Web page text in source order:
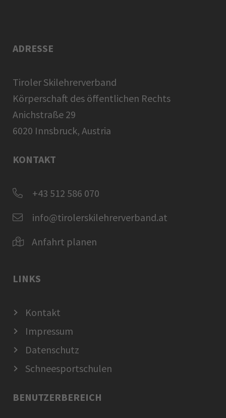
ADRESSE
Tiroler Skilehrerverband
Körperschaft des öffentlichen Rechts
Anichstraße 29
6020 Innsbruck, Austria
KONTAKT
+43 512 586 070
info@tirolerskilehrerverband.at
Anfahrt planen
LINKS
Kontakt
Impressum
Datenschutz
Schneesportschulen
BENUTZERBEREICH